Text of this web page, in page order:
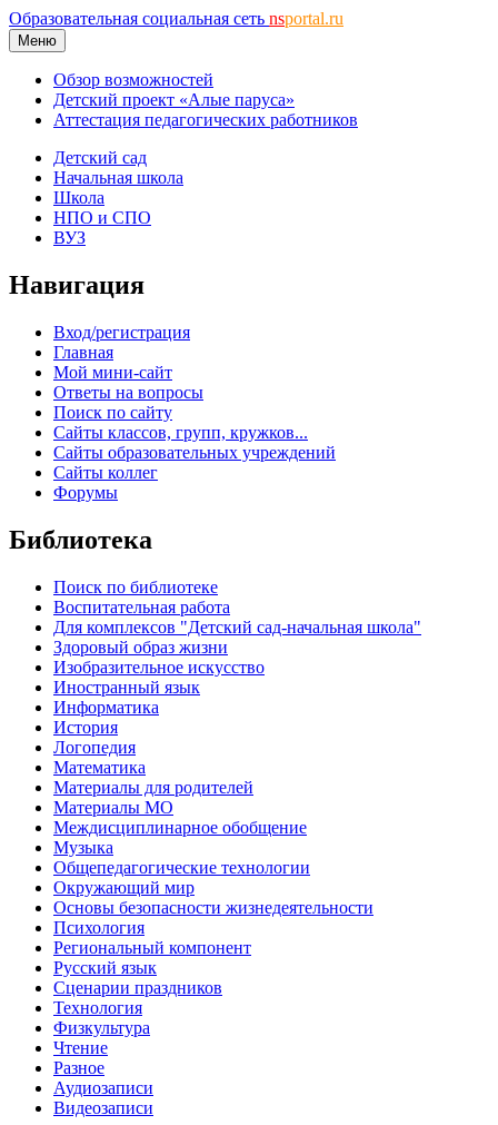
Образовательная социальная сеть nsportal.ru
Меню
Обзор возможностей
Детский проект «Алые паруса»
Аттестация педагогических работников
Детский сад
Начальная школа
Школа
НПО и СПО
ВУЗ
Навигация
Вход/регистрация
Главная
Мой мини-сайт
Ответы на вопросы
Поиск по сайту
Сайты классов, групп, кружков...
Сайты образовательных учреждений
Сайты коллег
Форумы
Библиотека
Поиск по библиотеке
Воспитательная работа
Для комплексов "Детский сад-начальная школа"
Здоровый образ жизни
Изобразительное искусство
Иностранный язык
Информатика
История
Логопедия
Математика
Материалы для родителей
Материалы МО
Междисциплинарное обобщение
Музыка
Общепедагогические технологии
Окружающий мир
Основы безопасности жизнедеятельности
Психология
Региональный компонент
Русский язык
Сценарии праздников
Технология
Физкультура
Чтение
Разное
Аудиозаписи
Видеозаписи